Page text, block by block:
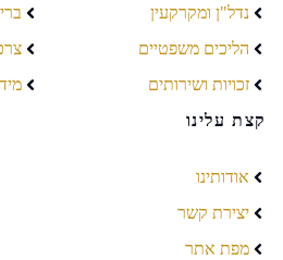
נדל"ן ומקרקעין
הליכים משפטיים
זכויות ושירותים
קצת עלינו
אודותינו
יצירת קשר
מפת אתר